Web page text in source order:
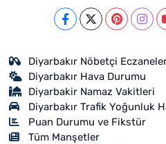
Diyarbakır Nöbetçi
Diyarbakır Hava Durumu
Diyarbakir Namaz Vakitleri
Diyarbakır Trafik Yoğunluk
Puan Durumu ve Fikstür
Tüm Manşetler